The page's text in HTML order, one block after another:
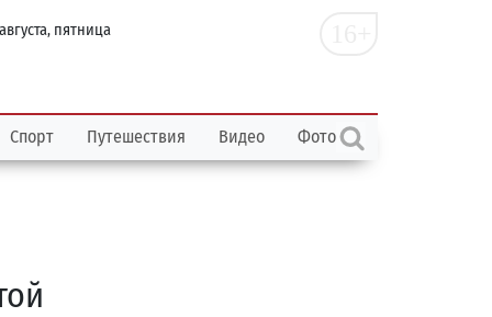
пятница
Спорт Путешествия Видео Фото